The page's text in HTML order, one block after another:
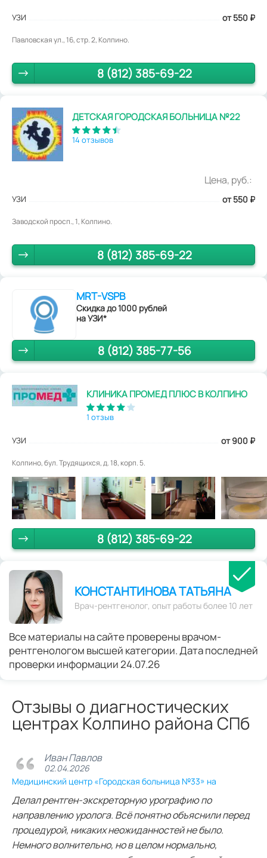
УЗИ от 550 ₽
Павловская ул., 16, стр. 2, Колпино.
8 (812) 385-69-22
ДЕТСКАЯ ГОРОДСКАЯ БОЛЬНИЦА №22
14 отзывов
Цена, руб.:
УЗИ от 550 ₽
Заводской просп., 1, Колпино.
8 (812) 385-69-22
MRT-VSPB
Скидка до 1000 рублей
на УЗИ*
8 (812) 385-77-56
КЛИНИКА ПРОМЕД ПЛЮС В КОЛПИНО
1 отзыв
УЗИ от 900 ₽
Колпино, бул. Трудящихся, д. 18, корп. 5.
8 (812) 385-69-22
КОНСТАНТИНОВА ТАТЬЯНА
Врач-рентгенолог, опыт работы более 10 лет
Все материалы на сайте проверены врачом-
рентгенологом высшей категории. Дата последней
проверки информации 24.07.26
Отзывы о диагностических
центрах Колпино района СПб
Иван Павлов
02.04.2026
Медицинский центр «Городская больница №33» на
Делал рентген‑экскреторную урографию по
направлению уролога. Всё понятно объяснили перед
процедурой, никаких неожиданностей не было.
Немного волнительно, но в целом нормально,